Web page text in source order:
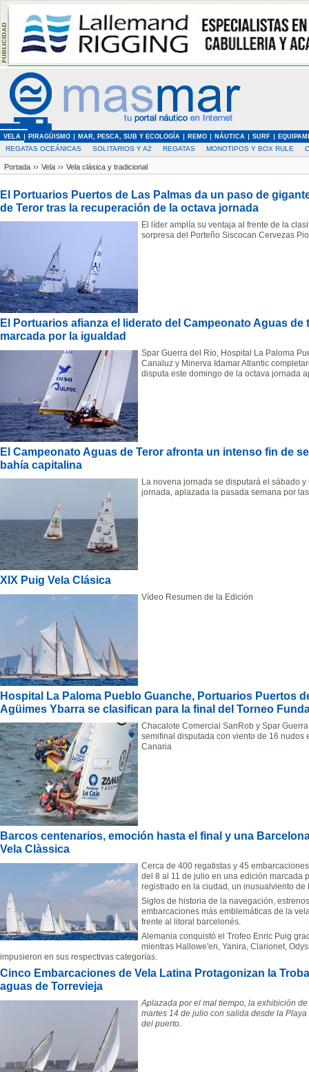
VELA PIRAGÜISMO MAR, PESCA, SUB Y ECOLOGÍA REMO NÁUTICA SURF
REGATAS OCEÁNICAS SOLITARIOS Y A2 REGATAS MONOTIPOS Y BOX RULE
Portada ›› Vela ›› Vela clásica y tradicional
El Portuarios Puertos de Las Palmas da un paso de
de Teror tras la recuperación de la octava jornada
El líder amplía su ventaja al frente de la
sorpresa del Porteño Siscocan Cervezas
El Portuarios afianza el liderato del Campeonato Aguas
marcada por la igualdad
Spar Guerra del Río, Hospital La Paloma
Canaluz y Minerva Idamar Atlantic
disputa este domingo de la octava jornada
El Campeonato Aguas de Teror afronta un intenso fin de
bahía capitalina
La novena jornada se disputará el sábado
jornada, aplazada la pasada semana por
XIX Puig Vela Clásica
Vídeo Resumen de la Edición
Hospital La Paloma Pueblo Guanche, Portuarios Puertos
Agüimes Ybarra se clasifican para la final del Torneo
Chacalote Comercial SanRob y Spar
semifinal disputada con viento de 16 nudos
Canaria
Barcos centenarios, emoción hasta el final y una
Vela Clàssica
Cerca de 400 regatistas y 45
del 8 al 11 de julio en una edición marcada
registrado en la ciudad, un inusualviento de
Siglos de historia de la navegación,
embarcaciones más emblemáticas de la
frente al litoral barcelonés.
Alemania conquistó el Trofeo Enric Puig
mientras Hallowe'en, Yanira, Clarionet,
impusieron en sus respectivas categorías.
Cinco Embarcaciones de Vela Latina Protagonizan la
aguas de Torrevieja
Aplazada por el mal tiempo, la exhibición
martes 14 de julio con salida desde la
del puerto.